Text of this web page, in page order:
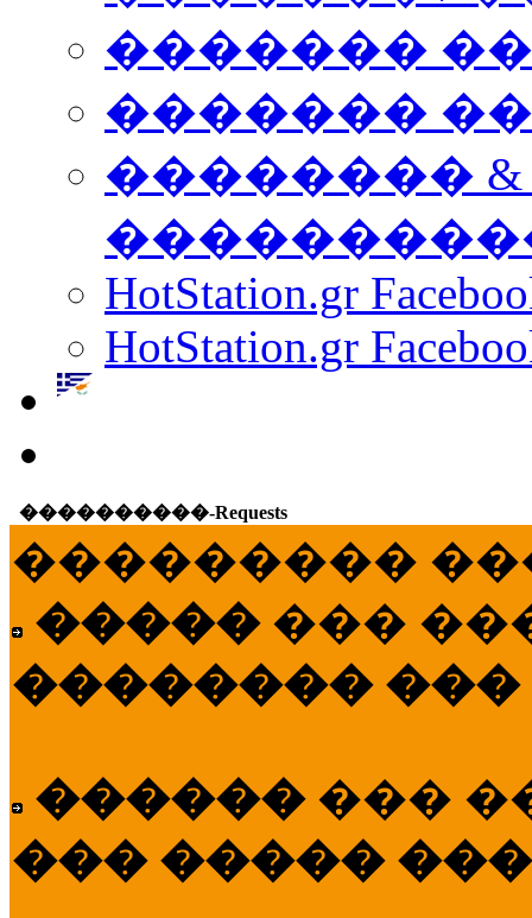
�������
������� ���
��������
HotStation.gr
HotStation.gr
����������-Requests
���������
����� ���
�������� ���
������ ���
��� �����